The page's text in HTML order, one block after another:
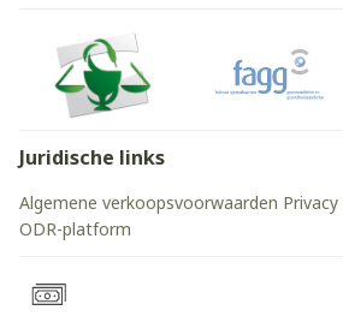
Juridische links
Algemene verkoopsvoorwaarden
ODR-platform